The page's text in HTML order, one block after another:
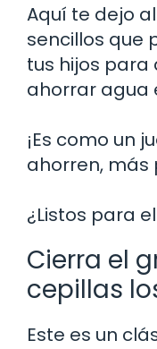
Aquí te dejo
sencillos que
tus hijos para
ahorrar agua
¡Es como un
ahorren, más
¿Listos para
Cierra el
cepillas
Este es un